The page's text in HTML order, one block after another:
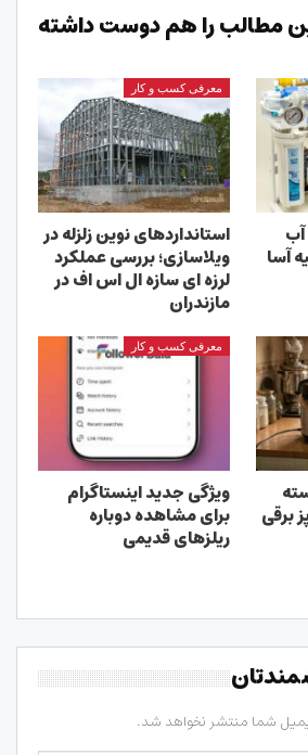
مطالب را هم دوست داشته
آسا
معرفی کسب و کار
استانداردهای نوین زلزله در
ویلاسازی؛ بررسی عملکرد
لرزه ای سازه ال اس اف در
مازندران
برقی
معرفی کسب و کار
ویژگی جدید اینستاگرام
برای مشاهده دوباره
ریلزهای قدیمی
شما منتشر نخواهد شد.